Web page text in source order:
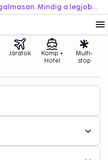
Foglalj könnyedén. Utazz rugalmasan. Mindig a legjobb áron.
Járatok
Komp +
Hotel
Multi-
stop